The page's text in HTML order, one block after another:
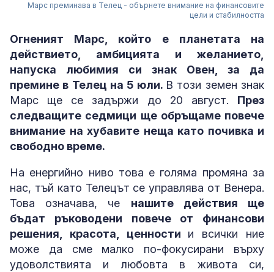
Марс преминава в Телец - обърнете внимание на финансовите
цели и стабилността
Огненият Марс, който е планетата на
действието, амбицията и желанието,
напуска любимия си знак Овен, за да
премине в Телец на 5 юли. В този земен знак
Марс ще се задържи до 20 август. През
следващите седмици ще обръщаме повече
внимание на хубавите неща като почивка и
свободно време.
На енергийно ниво това е голяма промяна за
нас, тъй като Телецът се управлява от Венера.
Това означава, че нашите действия ще
бъдат ръководени повече от финансови
решения, красота, ценности и всички ние
може да сме малко по-фокусирани върху
удоволствията и любовта в живота си,